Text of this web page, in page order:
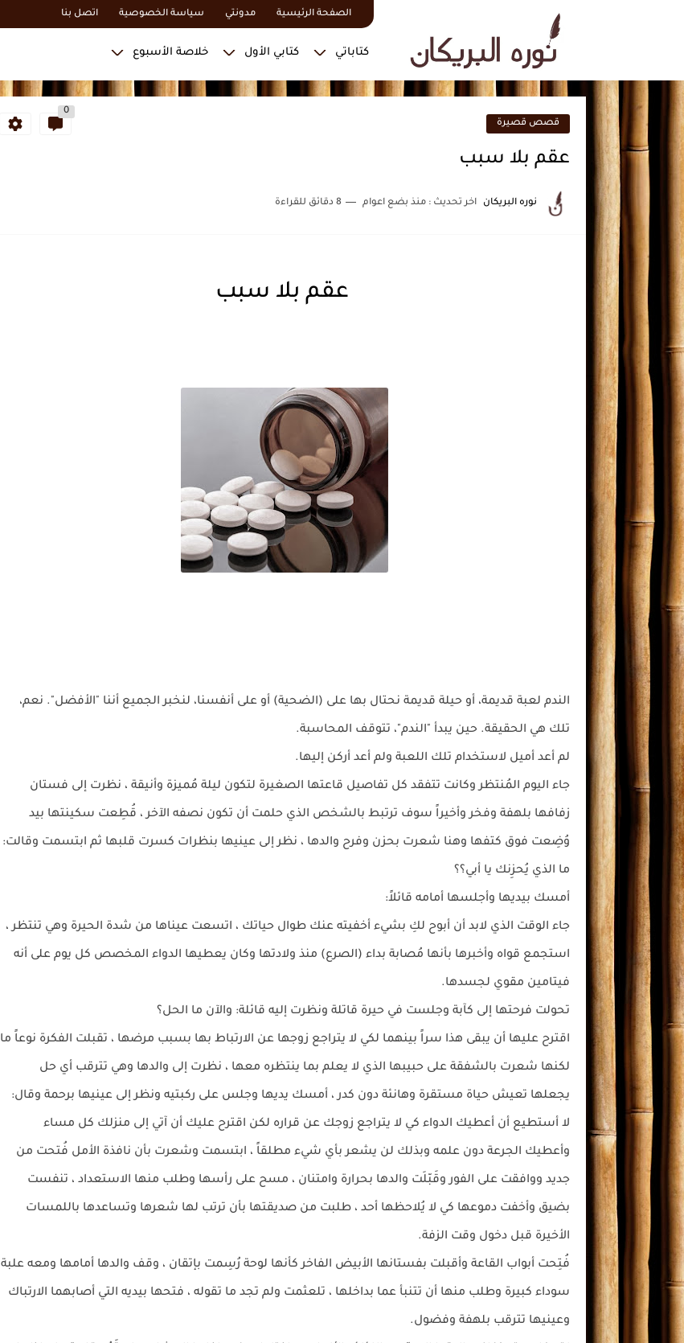
الصفحة الرئيسية مدونتي سياسة الخصوصية اتصل بنا
كتاباتي كتابي الأول خلاصة الأسبوع
قصص قصيرة
0
عقم بلا سبب
نوره البريكان اخر تحديث : منذ بضع اعوام 8 دقائق للقراءة
عقم بلا سبب
الندم لعبة قديمة، أو حيلة قديمة نحتال بها على (الضحية) أو على أنفسنا، لنخبر الجميع أننا "الأفضل". نعم،
تلك هي الحقيقة. حين يبدأ "الندم"، تتوقف المحاسبة.
لم أعد أميل لاستخدام تلك اللعبة ولم أعد أركن إليها.
جاء اليوم المُنتظر وكانت تتفقد كل تفاصيل قاعتها الصغيرة لتكون ليلة مُميزة وأنيقة ، نظرت إلى فستان
زفافها بلهفة وفخر وأخيراً سوف ترتبط بالشخص الذي حلمت أن تكون نصفه الآخر ، قُطِعت سكينتها بيد
وُضِعت فوق كتفها وهنا شعرت بحزن وفرح والدها ، نظر إلى عينيها بنظرات كسرت قلبها ثم ابتسمت وقالت:
ما الذي يُحزِنك يا أبي؟؟
أمسك بيديها وأجلسها أمامه قائلاً:
جاء الوقت الذي لابد أن أبوح لكِ بشيء أخفيته عنك طوال حياتك ، اتسعت عيناها من شدة الحيرة وهي تنتظر ،
استجمع قواه وأخبرها بأنها مُصابة بداء (الصرع) منذ ولادتها وكان يعطيها الدواء المخصص كل يوم على أنه
فيتامين مقوي لجسدها.
تحولت فرحتها إلى كآبة وجلست في حيرة قاتلة ونظرت إليه قائلة: والآن ما الحل؟
اقترح عليها أن يبقى هذا سراً بينهما لكي لا يتراجع زوجها عن الارتباط بها بسبب مرضها ، تقبلت الفكرة نوعاً ما
لكنها شعرت بالشفقة على حبيبها الذي لا يعلم بما ينتظره معها ، نظرت إلى والدها وهي تترقب أي حل
يجعلها تعيش حياة مستقرة وهانئة دون كدر ، أمسك يديها وجلس على ركبتيه ونظر إلى عينيها برحمة وقال:
لا أستطيع أن أعطيك الدواء كي لا يتراجع زوجك عن قراره لكن اقترح عليك أن آتي إلى منزلك كل مساء
وأعطيك الجرعة دون علمه وبذلك لن يشعر بأي شيء مطلقاً ، ابتسمت وشعرت بأن نافذة الأمل فُتحت من
جديد ووافقت على الفور وقَبّلَت والدها بحرارة وامتنان ، مسح على رأسها وطلب منها الاستعداد ، تنفست
بضيق وأخفت دموعها كي لا يُلاحظها أحد ، طلبت من صديقتها بأن ترتب لها شعرها وتساعدها باللمسات
الأخيرة قبل دخول وقت الزفة.
فُتِحت أبواب القاعة وأقبلت بفستانها الأبيض الفاخر كأنها لوحة رُسِمت بإتقان ، وقف والدها أمامها ومعه علبة
سوداء كبيرة وطلب منها أن تتنبأ عما بداخلها ، تلعثمت ولم تجد ما تقوله ، فتحها بيديه التي أصابهما الارتباك
وعينيها تترقب بلهفة وفضول.